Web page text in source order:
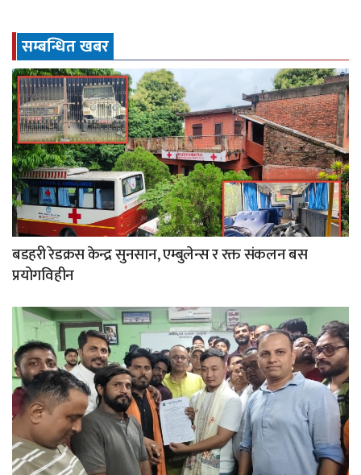
सम्बन्धित खबर
बडहरी रेडक्रस केन्द्र सुनसान, एम्बुलेन्स र रक्त संकलन बस
प्रयोगविहीन